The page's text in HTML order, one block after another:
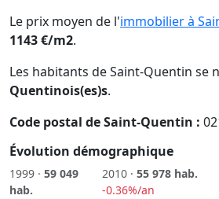
Le prix moyen de l'immobilier à
1143 €/m2.
Les habitants de Saint-Quentin se
Quentinois(es)s.
Code postal de Saint-Quentin :
Évolution démographique
1999 · 59 049
hab.
2010 ·55 978 hab.
-0.36%/an